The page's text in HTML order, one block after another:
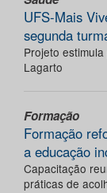
UFS-Mais
segunda
Projeto
Lagarto
Formação
Formação
a educação
Capacitação
práticas de